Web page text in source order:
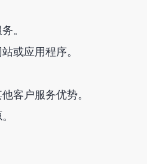
。
或应用程序。
客户服务优势。